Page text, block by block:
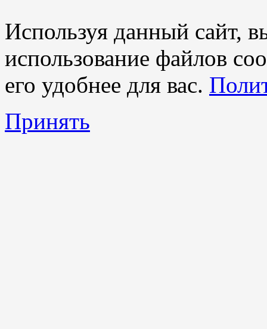
Используя данный сайт,
использование файлов
его удобнее для вас.
Принять